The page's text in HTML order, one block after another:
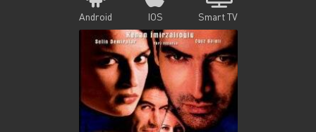
Android IOS Smart TV